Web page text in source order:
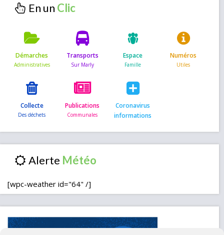
En un
Démarches Transports Espace Numéros
Collecte Publications
Coronavirus
informations
Alerte
[wpc-weather id="64" /]